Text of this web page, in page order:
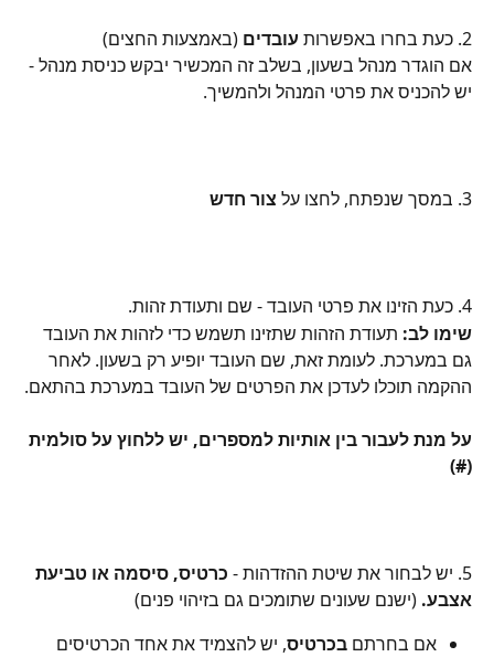
2. כעת בחרו באפשרות עובדים (באמצעות החצים)
אם הוגדר מנהל בשעון, בשלב זה המכשיר יבקש כניסת מנהל -
יש להכניס את פרטי המנהל ולהמשיך.
3. במסך שנפתח, לחצו על צור חדש
4. כעת הזינו את פרטי העובד - שם ותעודת זהות.
שימו לב: תעודת הזהות שתזינו תשמש כדי לזהות את העובד
גם במערכת. לעומת זאת, שם העובד יופיע רק בשעון. לאחר
ההקמה תוכלו לעדכן את הפרטים של העובד במערכת בהתאם.
על מנת לעבור בין אותיות למספרים, יש ללחוץ על סולמית
(#)
5. יש לבחור את שיטת ההזדהות -
כרטיס, סיסמה או טביעת
אצבע. (ישנם שעונים שתומכים גם בזיהוי פנים)
אם בחרתם בכרטיס, יש להצמיד את אחד הכרטיסים